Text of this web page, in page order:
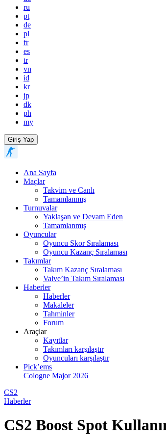
ru
pt
de
pl
fr
es
tr
vn
id
kr
jp
dk
ph
my
Giriş Yap
Ana Sayfa
Maçlar
Takvim ve Canlı
Tamamlanmış
Turnuvalar
Yaklaşan ve Devam Eden
Tamamlanmış
Oyuncular
Oyuncu Skor Sıralaması
Oyuncu Kazanç Sıralaması
Takımlar
Takım Kazanç Sıralaması
Valve’in Takım Sıralaması
Haberler
Haberler
Makaleler
Tahminler
Forum
Araçlar
Kayıtlar
Takımları karşılaştır
Oyuncuları karşılaştır
Pick’ems
Cologne Major 2026
CS2
Haberler
CS2 Boost Spot